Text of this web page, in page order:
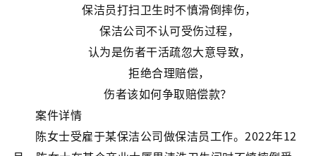
保洁员打扫卫生时不慎滑倒摔伤，
保洁公司不认可受伤过程，
认为是伤者干活疏忽大意导致，
拒绝合理赔偿，
伤者该如何争取赔偿款？
案件详情
陈女士受雇于某保洁公司做保洁员工作。2022年12